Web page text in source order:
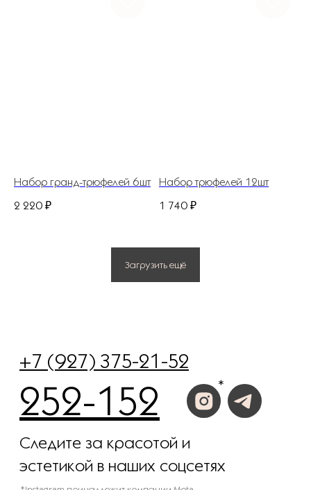
Набор гранд-трюфелей 6шт
2 220 ₽
Набор трюфелей 12шт
1 740 ₽
Загрузить ещё
© 2025 Все права защищены.